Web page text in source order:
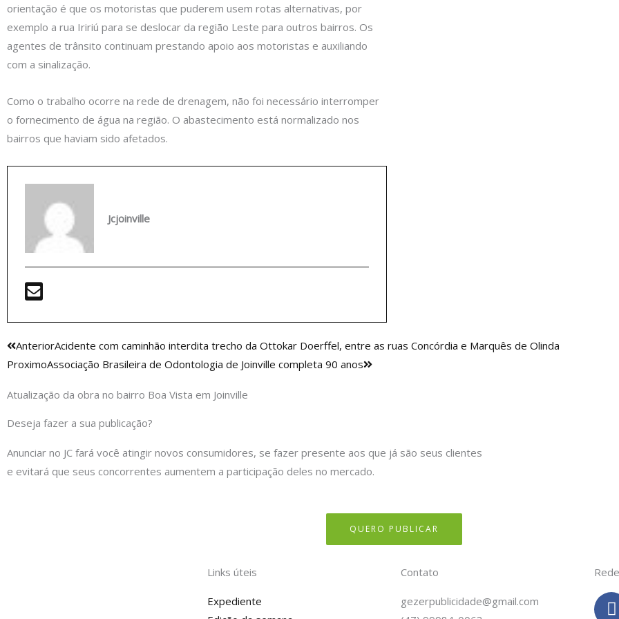
orientação é que os motoristas que puderem usem rotas alternativas, por
exemplo a rua Iririú para se deslocar da região Leste para outros bairros. Os
agentes de trânsito continuam prestando apoio aos motoristas e auxiliando
com a sinalização.
Como o trabalho ocorre na rede de drenagem, não foi necessário interromper
o fornecimento de água na região. O abastecimento está normalizado nos
bairros que haviam sido afetados.
Jcjoinville
Anterior
AnteriorAcidente com caminhão interdita trecho da Ottokar Doerffel, entre as ruas Concórdia e Marquês de Olinda
ProximoAssociação Brasileira de Odontologia de Joinville completa 90 anos
Próximo
Atualização da obra no bairro Boa Vista em Joinville
Deseja fazer a sua publicação?
Anunciar no JC fará você atingir novos consumidores, se fazer presente aos que já são seus clientes
e evitará que seus concorrentes aumentem a participação deles no mercado.
QUERO PUBLICAR
Links úteis
Expediente
Contato
gezerpublicidade@gmail.com
F